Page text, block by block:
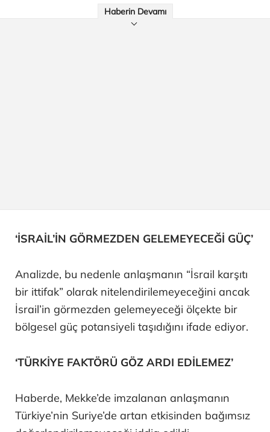
Haberin Devamı
‘İSRAİL’İN GÖRMEZDEN GELEMEYECEĞİ GÜÇ’
Analizde, bu nedenle anlaşmanın “İsrail karşıtı
bir ittifak” olarak nitelendirilemeyeceğini ancak
İsrail’in görmezden gelemeyeceği ölçekte bir
bölgesel güç potansiyeli taşıdığını ifade ediyor.
‘TÜRKİYE FAKTÖRÜ GÖZ ARDI EDİLEMEZ’
Haberde, Mekke’de imzalanan anlaşmanın
Türkiye’nin Suriye’de artan etkisinden bağımsız